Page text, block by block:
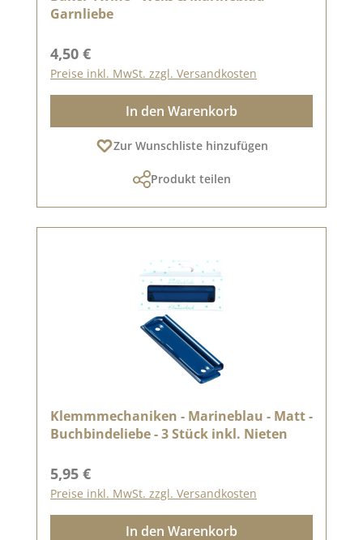
Garnliebe
Regulärer Preis:
4,50 €
Preise inkl. MwSt. zzgl. Versandkosten
In den Warenkorb
Zur Wunschliste hinzufügen
Produkt teilen
Klemmmechaniken - Marineblau - Matt -
Buchbindeliebe - 3 Stück inkl. Nieten
Regulärer Preis:
5,95 €
Preise inkl. MwSt. zzgl. Versandkosten
In den Warenkorb